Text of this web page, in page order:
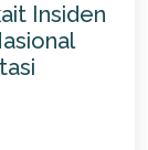
Insiden